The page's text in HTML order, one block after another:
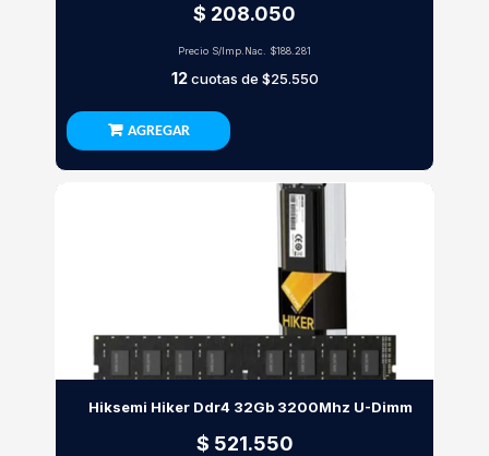
$ 208.050
Precio S/Imp.Nac. $188.281
12cuotas de $25.550
AGREGAR
Hiksemi Hiker Ddr4 32Gb 3200Mhz U-Dimm
$ 521.550